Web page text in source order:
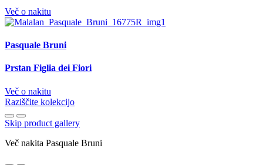
Več o nakitu
Pasquale Bruni
Prstan Figlia dei Fiori
Več o nakitu
Raziščite kolekcijo
Skip product gallery
Več nakita Pasquale Bruni